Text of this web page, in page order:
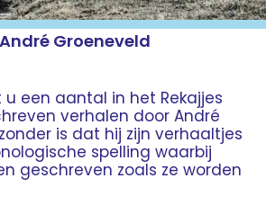
Groeneveld
een aantal in het Rekajjes
verhalen door André
is dat hij zijn verhaaltjes
spelling waarbij
geschreven zoals ze worden